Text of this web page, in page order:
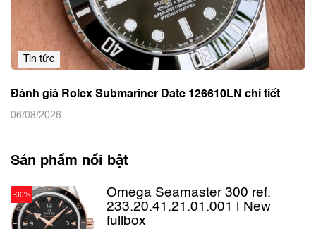
Tin tức
Đánh giá Rolex Submariner Date 126610LN chi tiết
06/08/2026
Sản phẩm nổi bật
-30%
Omega Seamaster 300 ref.
233.20.41.21.01.001 | New
fullbox